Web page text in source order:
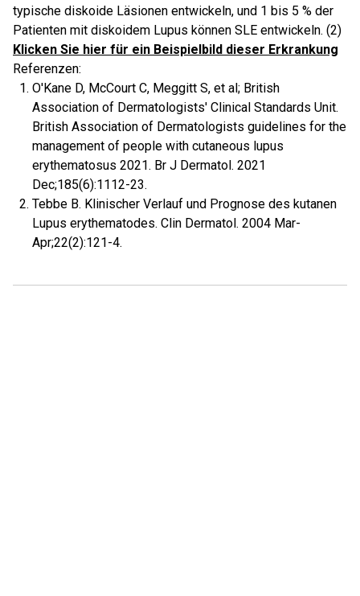
typische diskoide Läsionen entwickeln, und 1 bis 5 % der
Patienten mit diskoidem Lupus können SLE entwickeln. (2)
Klicken Sie hier für ein Beispielbild dieser Erkrankung
Referenzen:
O'Kane D, McCourt C, Meggitt S, et al; British
Association of Dermatologists' Clinical Standards Unit.
British Association of Dermatologists guidelines for the
management of people with cutaneous lupus
erythematosus 2021. Br J Dermatol. 2021
Dec;185(6):1112-23.
Tebbe B. Klinischer Verlauf und Prognose des kutanen
Lupus erythematodes. Clin Dermatol. 2004 Mar-
Apr;22(2):121-4.